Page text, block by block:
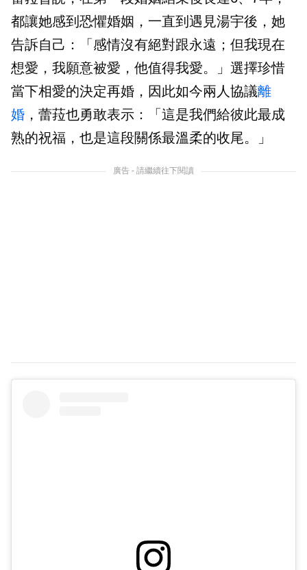
都讓她感到恐懼婚姻，一直到遇見湯宇後，她
告訴自己：「感情沒有絕對跟永遠；但我現在
想愛，我願意被愛，他值得我愛。」選擇珍惜
當下相愛的決定再婚，因此如今兩人協議離
婚 ，蕾菈也勇敢表示：「這是我們給彼此最成
熟的祝福，也是這段關係最溫柔的收尾。」
廣告 - 請繼續往下閱讀